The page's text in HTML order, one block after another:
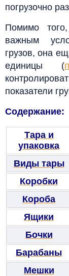
погрузочно
Помимо
важным
грузов, она
единицы (
показатели
Содержание:
Тара и
упаковка
Виды тары
Коробки
Короба
Ящики
Бочки
Барабаны
Мешки